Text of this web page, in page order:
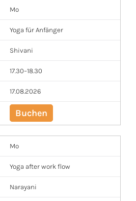
Mo
Yoga für Anfänger
Shivani
17.30–18.30
17.08.2026
Buchen
Mo
Yoga after work flow
Narayani